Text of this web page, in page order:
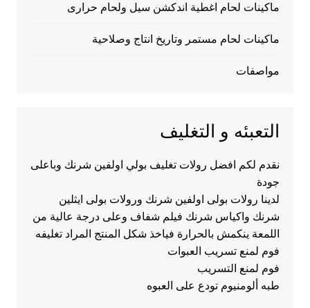
ماكينات لحام اغطية اندكشن سيل ولحام حرارى
ماكينات لحام مستمر وتاريخ انتاج وصلاحية
مواصفات
التعبئه و التغليف
نقدم لكم افضل رولات تغليف بولي اولفين شرنك وباعلى
جودة
لدينا رولات بولى اولفين شرنك ورولات بولى ايثلين
شرنك واكياس شرنك فيلم شفاف وعلى درجة عالية من
اللمعة ينكمش بالحرارة فياخذ شكل المنتج المراد تغليفه
فوم لمنع تسريب العبوات
فوم لمنع التسريب
طبه ألومنيوم تودع على العبوه